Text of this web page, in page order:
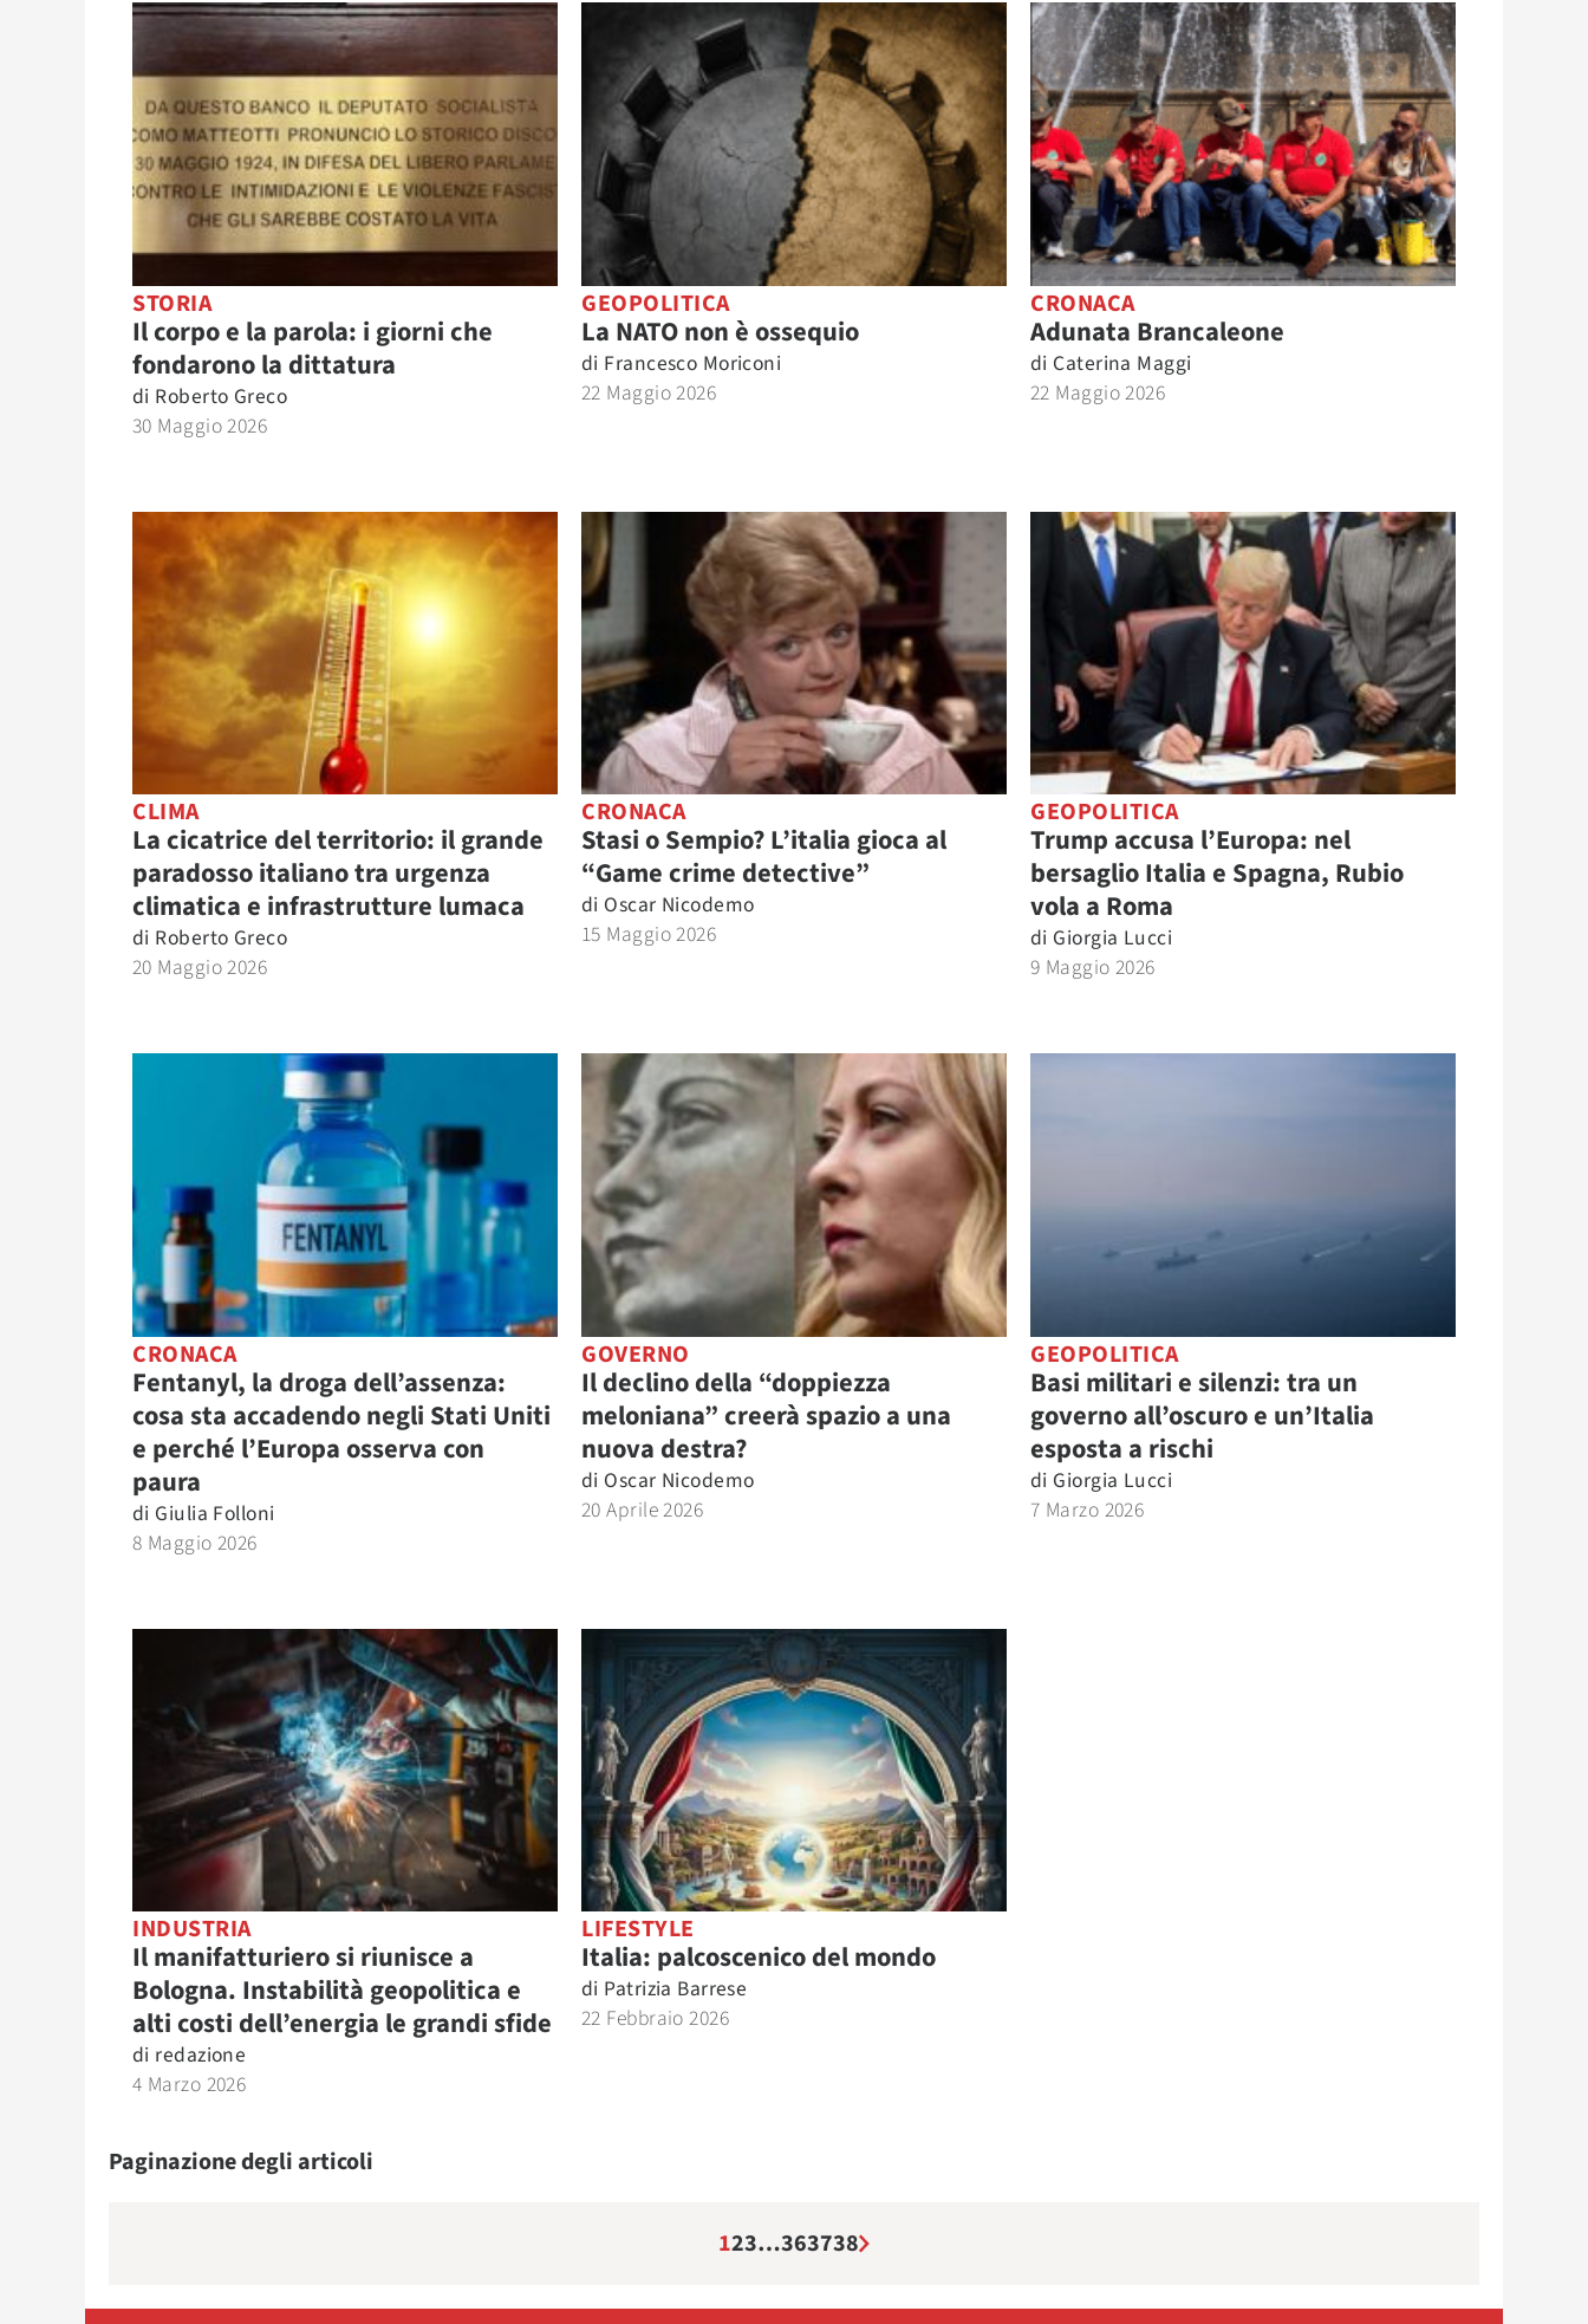
STORIA
Il corpo e la parola: i giorni che
fondarono la dittatura
di Roberto Greco
30 Maggio 2026
GEOPOLITICA
La NATO non è ossequio
di Francesco Moriconi
22 Maggio 2026
CRONACA
Adunata Brancaleone
di Caterina Maggi
22 Maggio 2026
CLIMA
La cicatrice del territorio: il grande
paradosso italiano tra urgenza
climatica e infrastrutture lumaca
di Roberto Greco
20 Maggio 2026
CRONACA
Stasi o Sempio? L’italia gioca al
“Game crime detective”
di Oscar Nicodemo
15 Maggio 2026
GEOPOLITICA
Trump accusa l’Europa: nel
bersaglio Italia e Spagna, Rubio
vola a Roma
di Giorgia Lucci
9 Maggio 2026
CRONACA
Fentanyl, la droga dell’assenza:
cosa sta accadendo negli Stati Uniti
e perché l’Europa osserva con
paura
di Giulia Folloni
8 Maggio 2026
GOVERNO
Il declino della “doppiezza
meloniana” creerà spazio a una
nuova destra?
di Oscar Nicodemo
20 Aprile 2026
GEOPOLITICA
Basi militari e silenzi: tra un
governo all’oscuro e un’Italia
esposta a rischi
di Giorgia Lucci
7 Marzo 2026
INDUSTRIA
Il manifatturiero si riunisce a
Bologna. Instabilità geopolitica e
alti costi dell’energia le grandi sfide
di redazione
4 Marzo 2026
LIFESTYLE
Italia: palcoscenico del mondo
di Patrizia Barrese
22 Febbraio 2026
Paginazione degli articoli
123…363738